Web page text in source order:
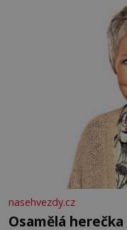
nasehvezdy.cz
Osamělá